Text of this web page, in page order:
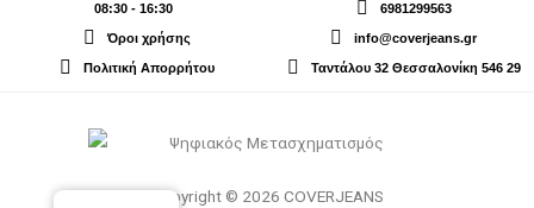
08:30 - 16:30
Όροι χρήσης
Πολιτική Απορρήτου
6981299563
info@coverjeans.gr
Ταντάλου 32 Θεσσαλονίκη 546 29
Copyright © 2026 COVERJEANS